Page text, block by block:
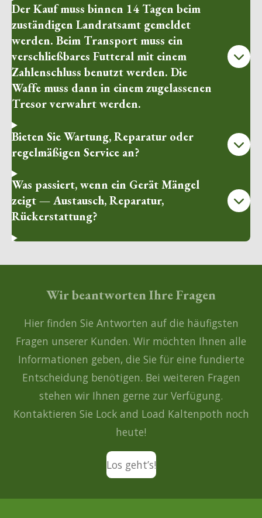
Der Kauf muss binnen 14 Tagen beim
zuständigen Landratsamt gemeldet
werden. Beim Transport muss ein
verschließbares Futteral mit einem
Zahlenschluss benutzt werden. Die
Waffe muss dann in einem zugelassenen
Tresor verwahrt werden.
Bieten Sie Wartung, Reparatur oder
regelmäßigen Service an?
Was passiert, wenn ein Gerät Mängel
zeigt — Austausch, Reparatur,
Rückerstattung?
Wir beantworten Ihre Fragen
Hier finden Sie Antworten auf die häufigsten
Fragen unserer Kunden. Wir möchten Ihnen alle
Informationen geben, die Sie für eine fundierte
Entscheidung benötigen. Bei weiteren Fragen
stehen wir Ihnen gerne zur Verfügung.
Kontaktieren Sie Lock and Load Kaltenpoth noch
heute!
Los geht’s!